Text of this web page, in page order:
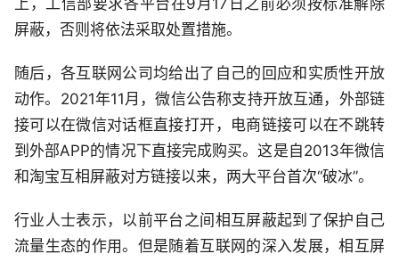
上，工信部要求各平台在9月17日之前必须按标准解除
屏蔽，否则将依法采取处置措施。
随后，各互联网公司均给出了自己的回应和实质性开放
动作。2021年11月，微信公告称支持开放互通，外部链
接可以在微信对话框直接打开，电商链接可以在不跳转
到外部APP的情况下直接完成购买。这是自2013年微信
和淘宝互相屏蔽对方链接以来，两大平台首次“破冰”。
行业人士表示，以前平台之间相互屏蔽起到了保护自己
流量生态的作用。但是随着互联网的深入发展，相互屏